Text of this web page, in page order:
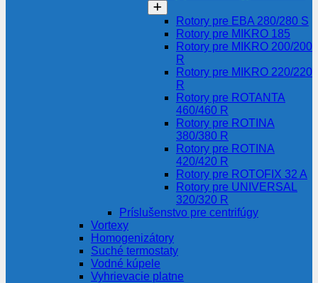
Rotory pre EBA 280/280 S
Rotory pre MIKRO 185
Rotory pre MIKRO 200/200
R
Rotory pre MIKRO 220/220
R
Rotory pre ROTANTA
460/460 R
Rotory pre ROTINA
380/380 R
Rotory pre ROTINA
420/420 R
Rotory pre ROTOFIX 32 A
Rotory pre UNIVERSAL
320/320 R
Príslušenstvo pre centrifúgy
Vortexy
Homogenizátory
Suché termostaty
Vodné kúpele
Vyhrievacie platne